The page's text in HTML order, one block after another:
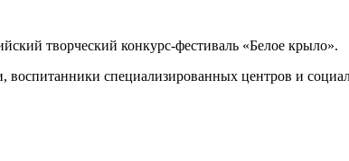
творческий конкурс-фестиваль «Белое крыло».
специализированных центров и